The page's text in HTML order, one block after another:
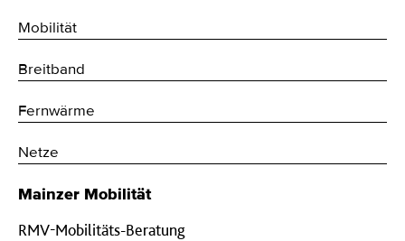
Mobilität
Breitband
Fernwärme
Netze
Mainzer Mobilität
RMV-Mobilitäts-Beratung